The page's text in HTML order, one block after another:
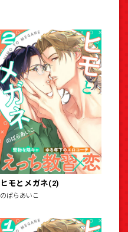
ヒモとメガネ(2)
のばらあいこ